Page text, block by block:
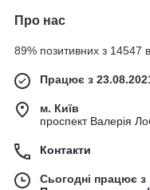
Про нас
89% позитивних з 14547
Працює з
м. Київ
проспект Валерія
Контакти
Сьогодні працює з